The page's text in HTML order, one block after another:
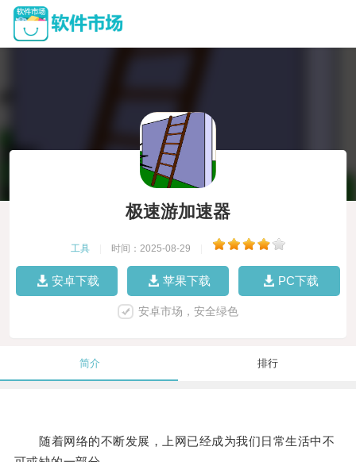
极速游加速器
工具 时间：2025-08-29
安卓下载 苹果下载 PC下载
安卓市场，安全绿色
简介 排行
随着网络的不断发展，上网已经成为我们日常生活中不